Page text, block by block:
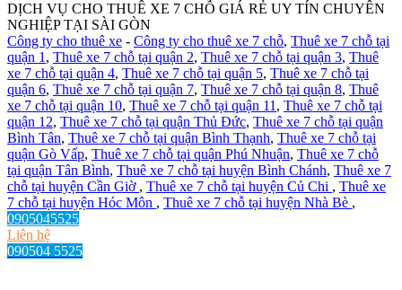
DỊCH VỤ CHO THUÊ XE 7 CHỖ GIÁ RẺ UY TÍN CHUYÊN
NGHIỆP TẠI SÀI GÒN
Công ty cho thuê xe - Công ty cho thuê xe 7 chỗ, Thuê xe 7 chỗ tại
quận 1 , Thuê xe 7 chỗ tại quận 2, Thuê xe 7 chỗ tại quận 3, Thuê
xe 7 chỗ tại quận 4, Thuê xe 7 chỗ tại quận 5, Thuê xe 7 chỗ tại
quận 6, Thuê xe 7 chỗ tại quận 7, Thuê xe 7 chỗ tại quận 8, Thuê
xe 7 chỗ tại quận 10, Thuê xe 7 chỗ tại quận 11 , Thuê xe 7 chỗ tại
quận 12, Thuê xe 7 chỗ tại quận Thủ Đức, Thuê xe 7 chỗ tại quận
Bình Tân, Thuê xe 7 chỗ tại quận Bình Thạnh, Thuê xe 7 chỗ tại
quận Gò Vấp, Thuê xe 7 chỗ tại quận Phú Nhuận, Thuê xe 7 chỗ
tại quận Tân Bình, Thuê xe 7 chỗ tại huyện Bình Chánh, Thuê xe 7
chỗ tại huyện Cần Giờ , Thuê xe 7 chỗ tại huyện Củ Chi , Thuê xe
7 chỗ tại huyện Hóc Môn , Thuê xe 7 chỗ tại huyện Nhà Bè ,
0905045525
Liên hệ
090504 5525